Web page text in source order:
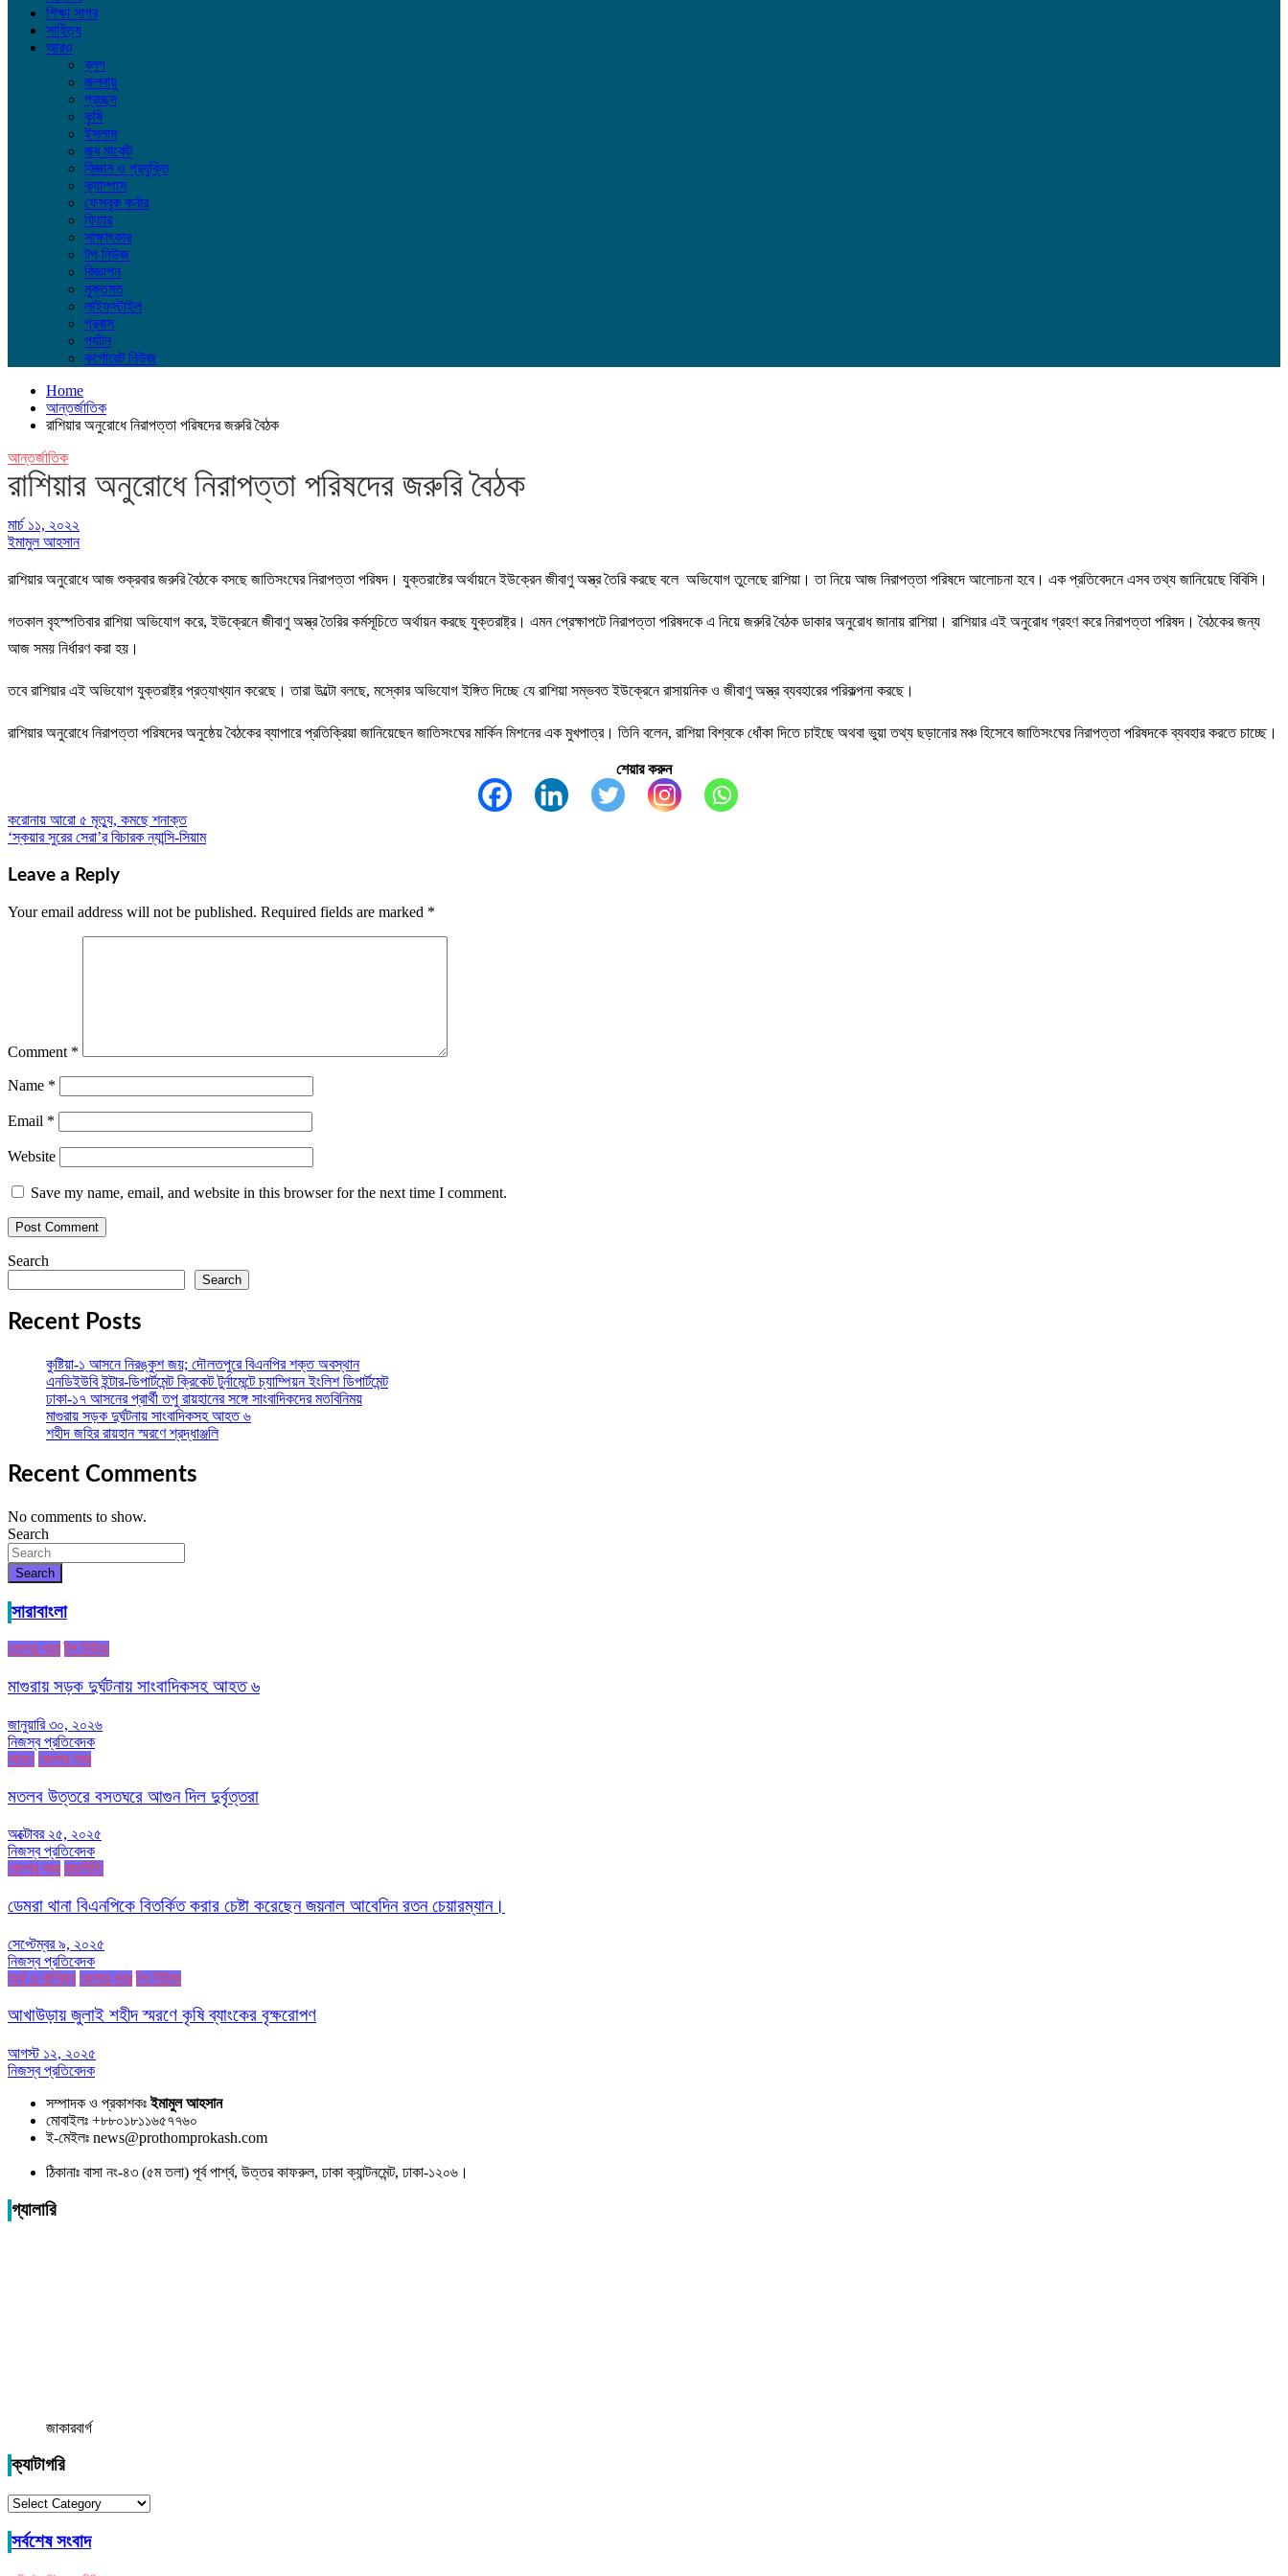
শিক্ষা সাগর
সাহিত্য
আরও
ব্লগ
জলবায়ু
প্রচ্ছদ
কৃষি
ইসলাম
জব মার্কেট
বিজ্ঞান ও প্রযুক্তি
ক্যাম্পাস
ফেসবুক কর্নার
ফিচার
সাক্ষাৎকার
টপ নিউজ
বিজ্ঞাপন
মুক্তমত
লাইফস্টাইল
প্রবাস
পর্যটন
কর্পোরেট নিউজ
Home
আন্তর্জাতিক
রাশিয়ার অনুরোধে নিরাপত্তা পরিষদের জরুরি বৈঠক
আন্তর্জাতিক
রাশিয়ার অনুরোধে নিরাপত্তা পরিষদের জরুরি বৈঠক
মার্চ ১১, ২০২২
ইমামুল আহসান
রাশিয়ার অনুরোধে আজ শুক্রবার জরুরি বৈঠকে বসছে জাতিসংঘের নিরাপত্তা পরিষদ। যুক্তরাষ্টের অর্থায়নে ইউক্রেন জীবাণু অস্ত্র তৈরি করছে বলে অভিযোগ তুলেছে রাশিয়া। তা নিয়ে আজ নিরাপত্তা পরিষদে আলোচনা হবে। এক প্রতিবেদনে এসব তথ্য জানিয়েছে বিবিসি।
গতকাল বৃহস্পতিবার রাশিয়া অভিযোগ করে, ইউক্রেনে জীবাণু অস্ত্র তৈরির কর্মসূচিতে অর্থায়ন করছে যুক্তরাষ্ট্র। এমন প্রেক্ষাপটে নিরাপত্তা পরিষদকে এ নিয়ে জরুরি বৈঠক ডাকার অনুরোধ জানায় রাশিয়া। রাশিয়ার এই অনুরোধ গ্রহণ করে নিরাপত্তা পরিষদ। বৈঠকের জন্য
আজ সময় নির্ধারণ করা হয়।
তবে রাশিয়ার এই অভিযোগ যুক্তরাষ্ট্র প্রত্যাখ্যান করেছে। তারা উল্টো বলছে, মস্কোর অভিযোগ ইঙ্গিত দিচ্ছে যে রাশিয়া সম্ভবত ইউক্রেনে রাসায়নিক ও জীবাণু অস্ত্র ব্যবহারের পরিকল্পনা করছে।
রাশিয়ার অনুরোধে নিরাপত্তা পরিষদের অনুষ্ঠেয় বৈঠকের ব্যাপারে প্রতিক্রিয়া জানিয়েছেন জাতিসংঘের মার্কিন মিশনের এক মুখপাত্র। তিনি বলেন, রাশিয়া বিশ্বকে ধোঁকা দিতে চাইছে অথবা ভুয়া তথ্য ছড়ানোর মঞ্চ হিসেবে জাতিসংঘের নিরাপত্তা পরিষদকে ব্যবহার করতে চাচ্ছে।
শেয়ার করুন
Post
navigation
করোনায় আরো ৫ মৃত্যু, কমছে শনাক্ত
‘স্কয়ার সুরের সেরা’র বিচারক ন্যান্সি-সিয়াম
Leave a Reply
Your email address will not be published. Required fields are marked *
Comment *
Name *
Email *
Website
Save my name, email, and website in this browser for the next time I comment.
Search
Search
Recent Posts
কুষ্টিয়া-১ আসনে নিরঙ্কুশ জয়; দৌলতপুরে বিএনপির শক্ত অবস্থান
এনডিইউবি ইন্টার-ডিপার্টমেন্ট ক্রিকেট টুর্নামেন্টে চ্যাম্পিয়ন ইংলিশ ডিপার্টমেন্ট
ঢাকা-১৭ আসনের প্রার্থী তপু রায়হানের সঙ্গে সাংবাদিকদের মতবিনিময়
মাগুরায় সড়ক দুর্ঘটনায় সাংবাদিকসহ আহত ৬
শহীদ জহির রায়হান স্মরণে শ্রদ্ধাঞ্জলি
Recent Comments
No comments to show.
Search
Search
সারাবাংলা
জেলার খবর টপ নিউজ
মাগুরায় সড়ক দুর্ঘটনায় সাংবাদিকসহ আহত ৬
জানুয়ারি ৩০, ২০২৬
নিজস্ব প্রতিবেদক
আরও জেলার খবর
মতলব উত্তরে বসতঘরে আগুন দিল দুর্বৃত্তরা
অক্টোবর ২৫, ২০২৫
নিজস্ব প্রতিবেদক
জেলার খবর রাজনীতি
ডেমরা থানা বিএনপিকে বিতর্কিত করার চেষ্টা করেছেন জয়নাল আবেদিন রতন চেয়ারম্যান।
সেপ্টেম্বর ৯, ২০২৫
নিজস্ব প্রতিবেদক
অর্থ ও বাণিজ্য জেলার খবর টপ নিউজ
আখাউড়ায় জুলাই শহীদ স্মরণে কৃষি ব্যাংকের বৃক্ষরোপণ
আগস্ট ১২, ২০২৫
নিজস্ব প্রতিবেদক
সম্পাদক ও প্রকাশকঃইমামুল আহসান
মোবাইলঃ +৮৮০১৮১১৬৫৭৭৬০
ই-মেইলঃ news@prothomprokash.com
ঠিকানাঃ বাসা নং-৪৩ (৫ম তলা) পূর্ব পার্শ্ব, উত্তর কাফরুল, ঢাকা ক্যান্টনমেন্ট, ঢাকা-১২০৬।
গ্যালারি
জাকারবার্গ
ক্যাটাগরি
ক্যাটাগরি
সর্বশেষ সংবাদ